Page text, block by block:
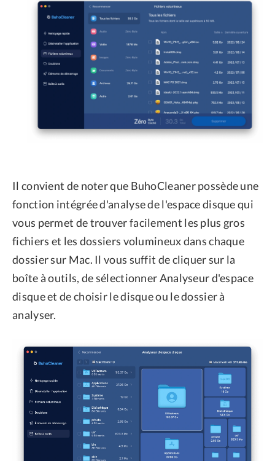
Il convient de noter que BuhoCleaner possède une
fonction intégrée d'analyse de l'espace disque qui
vous permet de trouver facilement les plus gros
fichiers et les dossiers volumineux dans chaque
dossier sur Mac. Il vous suffit de cliquer sur la
boîte à outils, de sélectionner Analyseur d'espace
disque et de choisir le disque ou le dossier à
analyser.